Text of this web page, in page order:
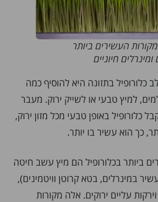
העשירים ביותר
ומינרלים חיוניים
בתזונה היא להוסיף כמה
למיץ טבעי או לשייק ירוק. מעבר
כלורופיל באופן טבעי מכל מזון ירוק,
כך הוא עשיר בו יותר.
ביותר בכלורופיל הם מיץ עשב חיטה
ועשיר במינרלים, בטא קרוטן וויטמינים),
עליים ירוקים. אלה מקורות